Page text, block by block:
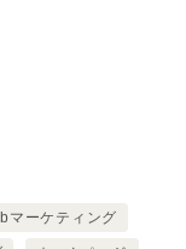
マーケティング